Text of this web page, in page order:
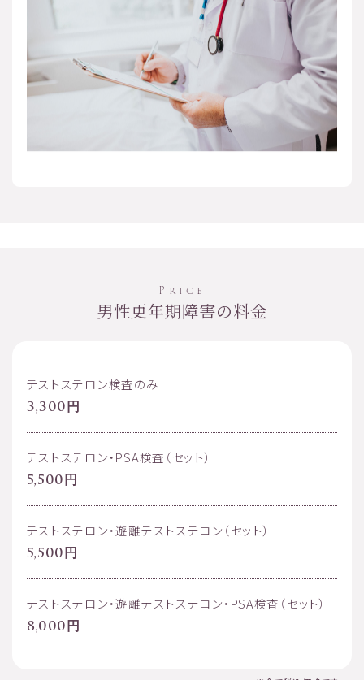
Price
男性更年期障害の料金
テストステロン検査のみ
3,300円
テストステロン・PSA検査（セット）
5,500円
テストステロン・遊離テストステロン（セット）
5,500円
テストステロン・遊離テストステロン・PSA検査（セット）
8,000円